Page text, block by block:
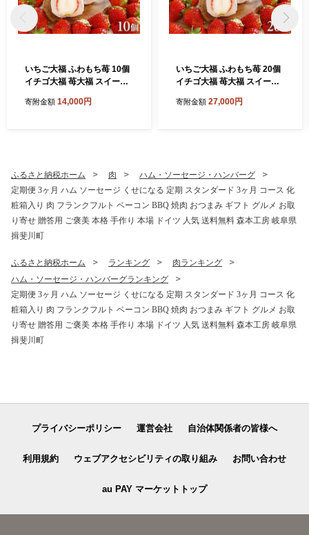
いちご大福 ふわもち苺 10個
イチゴ大福 苺大福 スイーツ
イチゴ 苺 フルーツ大福 美濃
寄附金額 14,000円
いちご大福 ふわもち苺 20個
イチゴ大福 苺大福 スイーツ
イチゴ 苺 フルーツ大福 美濃
寄附金額 27,000円
ふるさと納税ホーム 肉
ハム・ソーセージ・ハンバーグ
定期便 3ヶ月 ハム ソーセージ くせになる 定期 スタンダード 3ヶ月 コース 化
粧箱入り 肉 フランクフルト ベーコン BBQ 焼肉 おつまみ ギフト グルメ お取
り寄せ 贈答用 ご褒美 本格 手作り 本場 ドイツ 人気 送料無料 森本工房 岐阜県
揖斐川町
ふるさと納税ホーム ランキング
肉ランキング
ハム・ソーセージ・ハンバーグランキング
定期便 3ヶ月 ハム ソーセージ くせになる 定期 スタンダード 3ヶ月 コース 化
粧箱入り 肉 フランクフルト ベーコン BBQ 焼肉 おつまみ ギフト グルメ お取
り寄せ 贈答用 ご褒美 本格 手作り 本場 ドイツ 人気 送料無料 森本工房 岐阜県
揖斐川町
プライバシーポリシー 運営会社 自治体関係者の皆様へ
利用規約 ウェブアクセシビリティの取り組み お問い合わせ
au PAY マーケットトップ